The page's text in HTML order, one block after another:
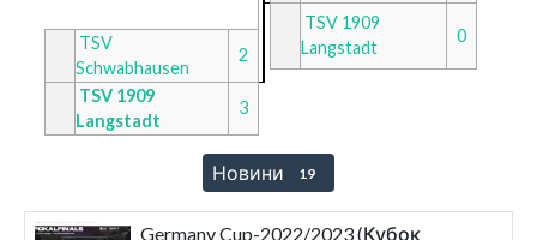
TSV 1909
Langstadt
0
TSV
Schwabhausen
2
TSV 1909
Langstadt
3
Новини 19
Germany Cup-2022/2023 (Кубок